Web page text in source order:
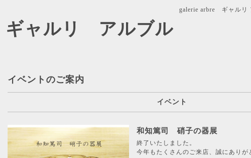
galerie arbre ギャルリ
ャルリ アルブル
イベントのご案内
イベント
和知篤司 硝子の器展
終了いたしました。
今年もたくさんのご来店、誠にありが